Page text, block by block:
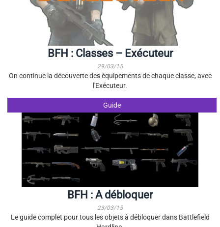
BFH : Classes – Exécuteur
29/03/15
On continue la découverte des équipements de chaque classe, avec
l'Exécuteur.
Guide
BFH : A débloquer
23/03/15
Le guide complet pour tous les objets à débloquer dans Battlefield